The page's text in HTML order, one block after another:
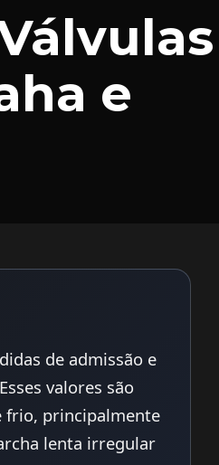
e
de admissão e
valores são
frio, principalmente
lenta irregular